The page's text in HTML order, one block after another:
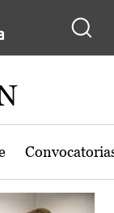
Castilla-